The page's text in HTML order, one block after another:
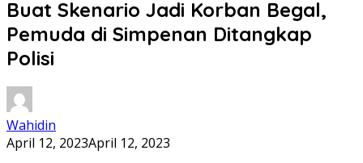
Buat Skenario Jadi Korban Begal,
Pemuda di Simpenan Ditangkap
Polisi
Wahidin
April 12, 2023April 12, 2023